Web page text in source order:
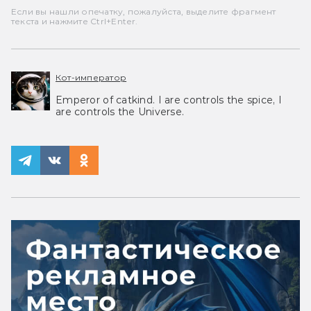
Если вы нашли опечатку, пожалуйста, выделите фрагмент
текста и нажмите Ctrl+Enter.
Кот-император
Emperor of catkind. I are controls the spice, I
are controls the Universe.